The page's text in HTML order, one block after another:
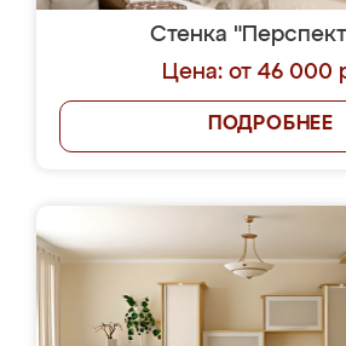
Стенка
Цена: от 46 000
ПОДРОБНЕЕ